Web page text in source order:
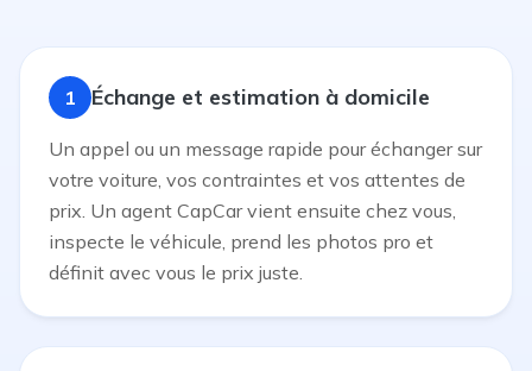
1 Échange et estimation à domicile
Un appel ou un message rapide pour échanger sur
votre voiture, vos contraintes et vos attentes de
prix. Un agent CapCar vient ensuite chez vous,
inspecte le véhicule, prend les photos pro et
définit avec vous le prix juste.